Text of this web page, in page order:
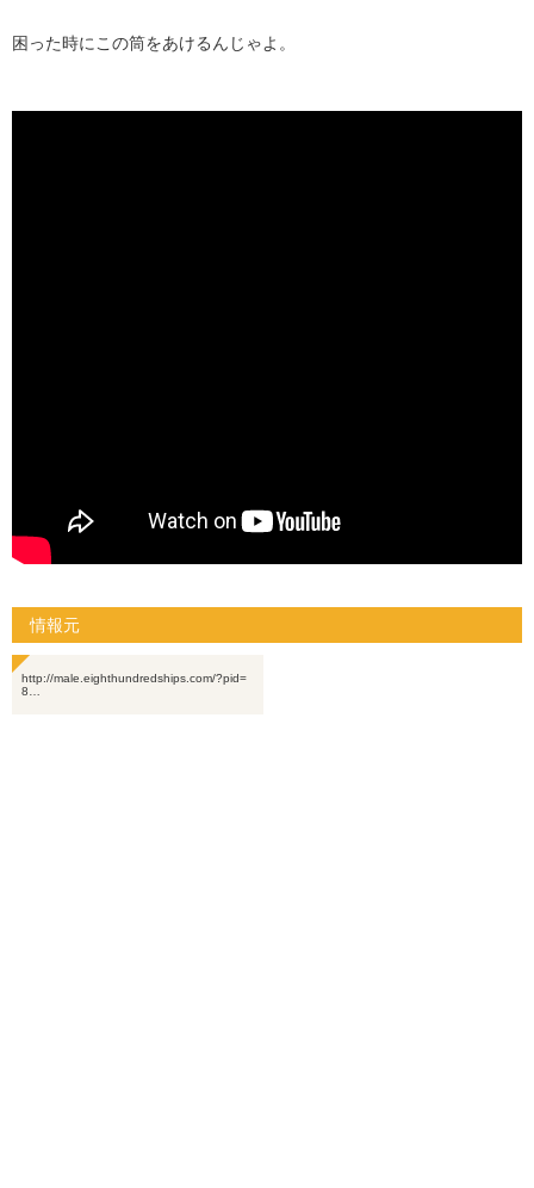
困った時にこの筒をあけるんじゃよ。
情報元
http://male.eighthundredships.com/?pid=
8…